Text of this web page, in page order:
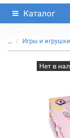
Каталог
... Игры и игрушки
Нет в